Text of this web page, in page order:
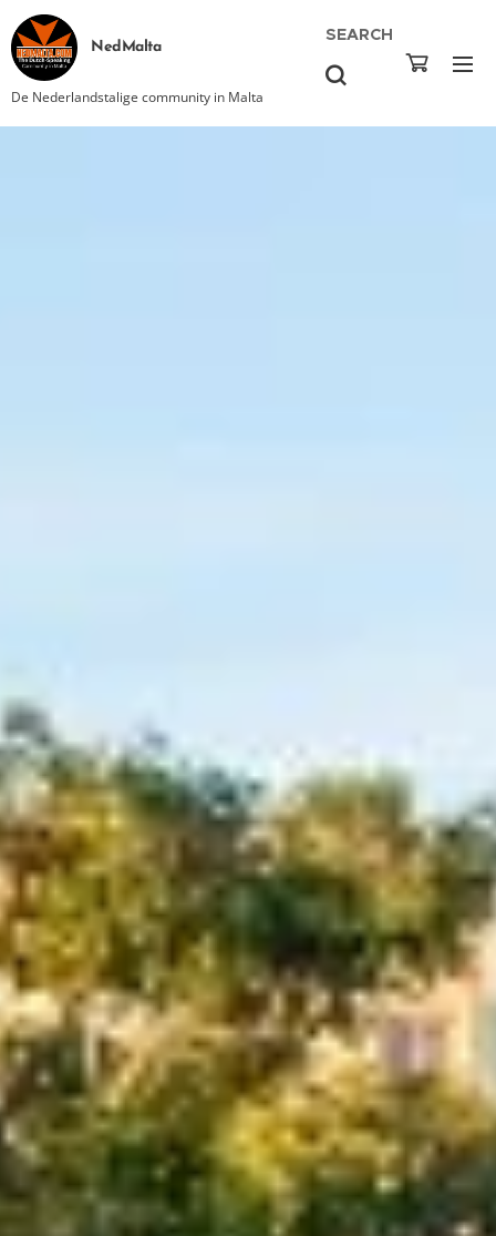
NedMalta
De Nederlandstalige community in Malta
SEARCH